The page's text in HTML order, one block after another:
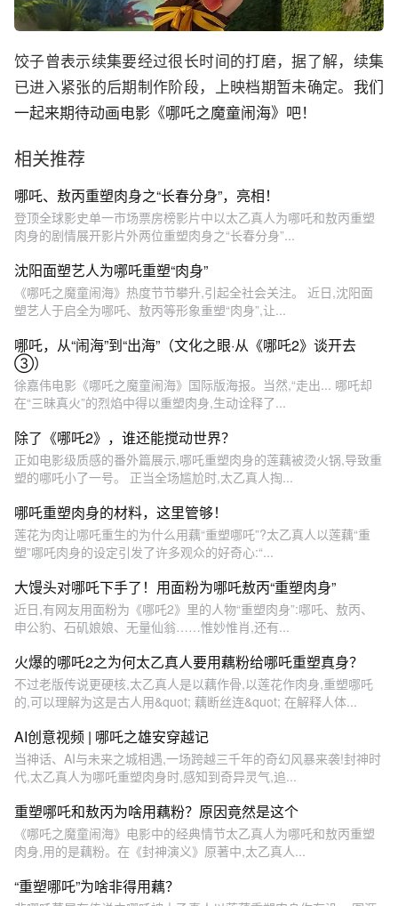
饺子曾表示续集要经过很长时间的打磨，据了解，续集
已进入紧张的后期制作阶段，上映档期暂未确定。 我们
一起来期待动画电影《哪吒之魔童闹海》吧！
相关推荐
哪吒、敖丙重塑肉身之“长春分身”，亮相！
登顶全球影史单一市场票房榜影片中以太乙真人为哪吒和敖丙重塑
肉身的剧情展开影片外两位重塑肉身之“长春分身”...
沈阳面塑艺人为哪吒重塑“肉身”
《哪吒之魔童闹海》热度节节攀升,引起全社会关注。 近日,沈阳面
塑艺人于启全为哪吒、敖丙等形象重塑“肉身”,让...
哪吒，从“闹海”到“出海”（文化之眼·从《哪吒2》谈开去
③）
徐嘉伟电影《哪吒之魔童闹海》国际版海报。当然,“走出... 哪吒却
在“三昧真火”的烈焰中得以重塑肉身,生动诠释了...
除了《哪吒2》，谁还能搅动世界？
正如电影级质感的番外篇展示,哪吒重塑肉身的莲藕被烫火锅,导致重
塑的哪吒小了一号。 正当全场尴尬时,太乙真人掏...
哪吒重塑肉身的材料，这里管够！
莲花为肉让哪吒重生的为什么用藕“重塑哪吒”?太乙真人以莲藕“重
塑”哪吒肉身的设定引发了许多观众的好奇心:“...
大馒头对哪吒下手了！用面粉为哪吒敖丙“重塑肉身”
近日,有网友用面粉为《哪吒2》里的人物“重塑肉身”:哪吒、敖丙、
申公豹、石矶娘娘、无量仙翁……惟妙惟肖,还有...
火爆的哪吒2之为何太乙真人要用藕粉给哪吒重塑真身？
不过老版传说更硬核,太乙真人是以藕作骨,以莲花作肉身,重塑哪吒
的,可以理解为这是古人用&quot; 藕断丝连&quot; 在解释人体...
AI创意视频 | 哪吒之雄安穿越记
当神话、AI与未来之城相遇,一场跨越三千年的奇幻风暴来袭!封神时
代,太乙真人为哪吒重塑肉身时,感知到奇异灵气,追...
重塑哪吒和敖丙为啥用藕粉？原因竟然是这个
《哪吒之魔童闹海》电影中的经典情节太乙真人为哪吒和敖丙重塑
肉身,用的是藕粉。在《封神演义》原著中,太乙真人...
“重塑哪吒”为啥非得用藕？